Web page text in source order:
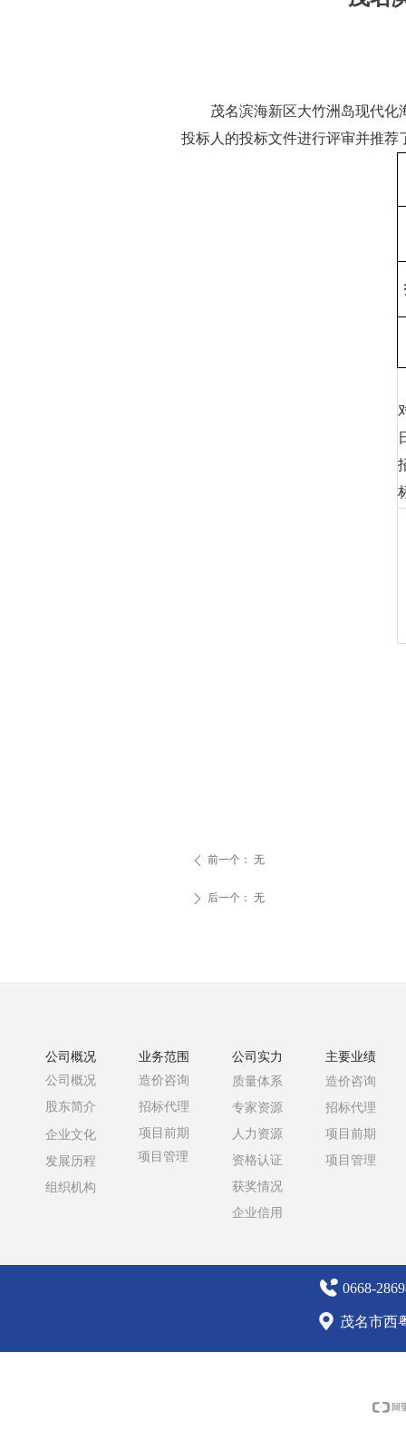
茂名滨海新区大竹洲岛现代化
投标人的投标文件进行评审并推荐
ꄴ 前一个： 无
ꄲ 后一个： 无
公司概况
公司概况
企业文化
发展历程
组织机构
业务范围
造价咨询
招标代理
项目前期
公司实力
质量体系
专家资源
人力资源
资格认证
获奖情况
企业信用
主要业绩
招标代理
项目管理
造价咨询
项目前期
股东简介
项目管理
0668-
茂名市西